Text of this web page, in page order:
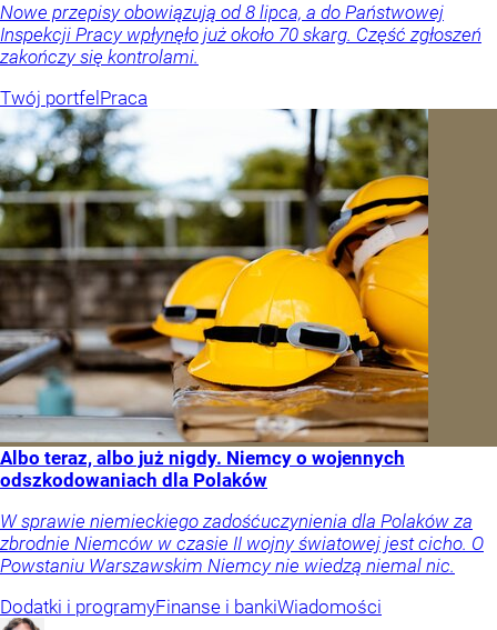
Nowe przepisy obowiązują od 8 lipca, a do Państwowej
Inspekcji Pracy wpłynęło już około 70 skarg. Część zgłoszeń
zakończy się kontrolami.
Twój portfel Praca
Albo teraz, albo już nigdy. Niemcy o wojennych
odszkodowaniach dla Polaków
W sprawie niemieckiego zadośćuczynienia dla Polaków za
zbrodnie Niemców w czasie II wojny światowej jest cicho. O
Powstaniu Warszawskim Niemcy nie wiedzą niemal nic.
Dodatki i programyFinanse i bankiWiadomości